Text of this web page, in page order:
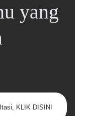
yang
KLIK DISINI